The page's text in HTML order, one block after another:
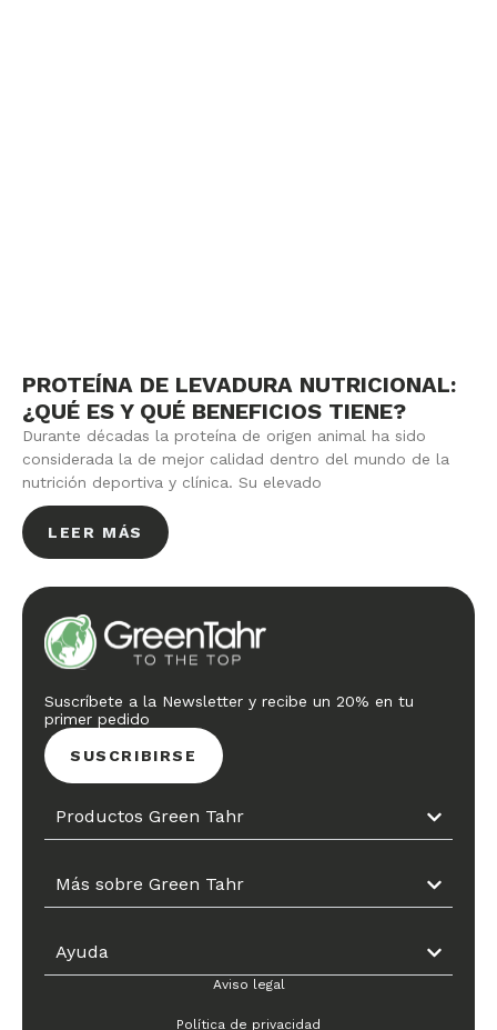
PROTEÍNA DE LEVADURA NUTRICIONAL:
¿QUÉ ES Y QUÉ BENEFICIOS TIENE?
Durante décadas la proteína de origen animal ha sido
considerada la de mejor calidad dentro del mundo de la
nutrición deportiva y clínica. Su elevado
LEER MÁS
Productos Green Tahr
Más sobre Green Tahr
Ayuda
Aviso legal
Política de privacidad
Suscríbete a la Newsletter y recibe un 20% en tu
primer pedido
SUSCRIBIRSE